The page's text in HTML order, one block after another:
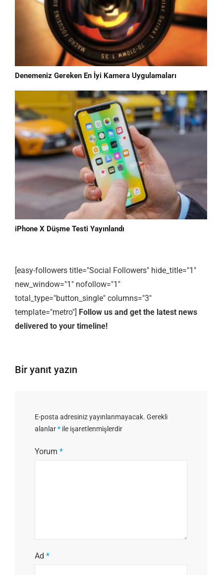
Denemeniz Gereken En İyi Kamera Uygulamaları
iPhone X Düşme Testi Yayınlandı
[easy-followers title="Social Followers" hide_title="1"
new_window="1" nofollow="1"
total_type="button_single" columns="3"
template="metro"] Follow us and get the latest news
delivered to your timeline!
Bir yanıt yazın
E-posta adresiniz yayınlanmayacak. Gerekli
alanlar* ile işaretlenmişlerdir
Yorum *
Ad *